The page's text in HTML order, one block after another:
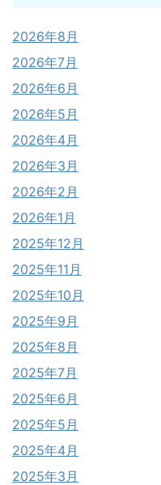
2026年8月
2026年7月
2026年6月
2026年5月
2026年4月
2026年3月
2026年2月
2026年1月
2025年12月
2025年11月
2025年10月
2025年9月
2025年8月
2025年7月
2025年6月
2025年5月
2025年4月
2025年3月